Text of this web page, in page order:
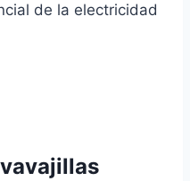
de la electricidad